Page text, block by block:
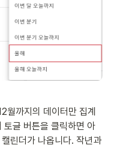
월까지의 데이터만 집계
토글 버튼을 클릭하면 아
린더가 나옵니다. 작년과